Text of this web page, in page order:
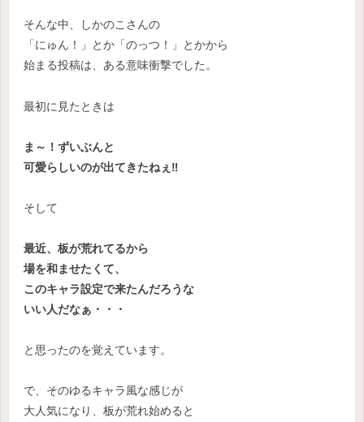
そんな中、しかのこさんの
「にゅん！」とか「のっつ！」とかから
始まる投稿は、ある意味衝撃でした。
最初に見たときは
ま～！ずいぶんと
可愛らしいのが出てきたねぇ‼
そして
最近、板が荒れてるから
場を和ませたくて、
このキャラ設定で来たんだろうな
いい人だなぁ・・・
と思ったのを覚えています。
で、そのゆるキャラ風な感じが
大人気になり、板が荒れ始めると